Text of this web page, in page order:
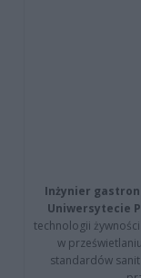
Inżynier
Uniwersytecie
technologii
w
standardów